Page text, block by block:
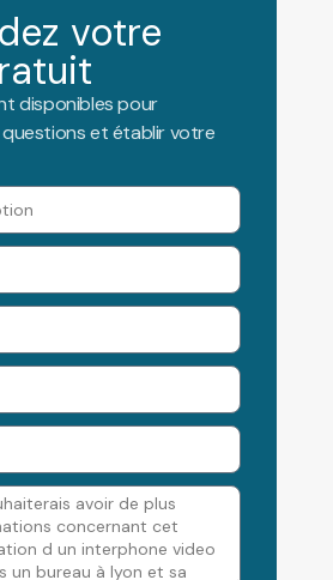
votre
disponibles pour
et établir votre